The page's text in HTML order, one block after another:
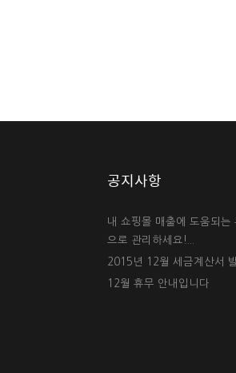
공지사항
내 쇼핑몰 매출에 도움되는
으로 관리하세요!...
2015년 12월 세금계산서
12월 휴무 안내입니다